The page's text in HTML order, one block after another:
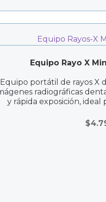
Equipo Rayo X
Equipo portátil de rayos X
radiográficas
y rápida exposición, ideal
$